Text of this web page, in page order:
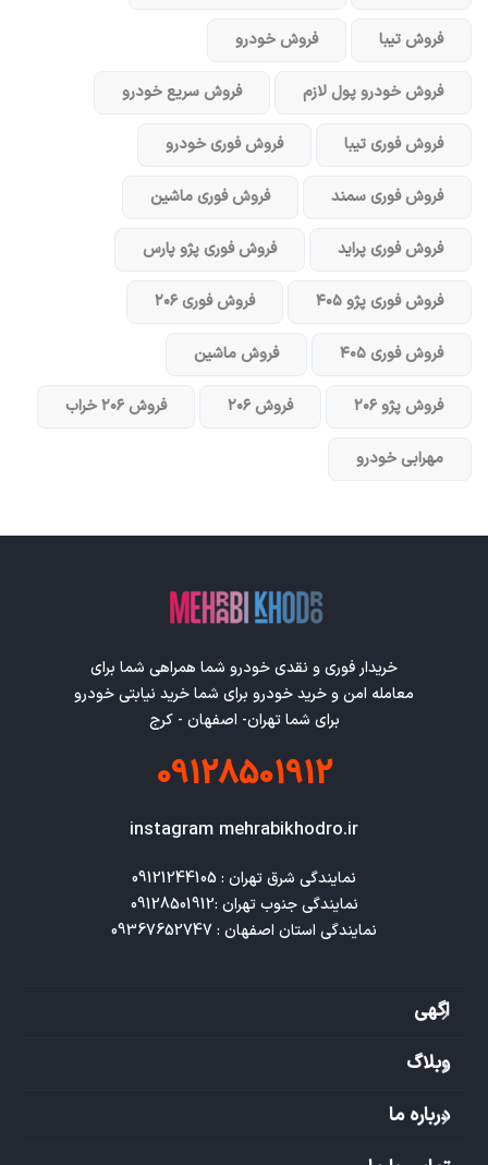
فروش تیبا فروش خودرو
فروش خودرو پول لازم فروش سریع خودرو
فروش فوری تیبا فروش فوری خودرو
فروش فوری سمند فروش فوری ماشین
فروش فوری پراید فروش فوری پژو پارس
فروش فوری پژو ۴۰۵ فروش فوری ۲۰۶
فروش فوری ۴۰۵ فروش ماشین
فروش پژو ۲۰۶ فروش ۲۰۶ فروش ۲۰۶ خراب
مهرابی خودرو
خریدار فوری و نقدی خودرو شما همراهی شما برای
معامله امن و خرید خودرو برای شما خرید نیابتی خودرو
برای شما تهران- اصفهان - کرج
09128501912
instagram mehrabikhodro.ir
نمایندگی استان اصفهان : 09367652747
اگهی
وبلاگ
درباره ما